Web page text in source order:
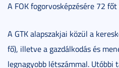
A FOK fogorvosképzésére 72
A GTK alapszakjai közül a
fő), illetve a gazdálkodás és
legnagyobb létszámmal. Utóbbi